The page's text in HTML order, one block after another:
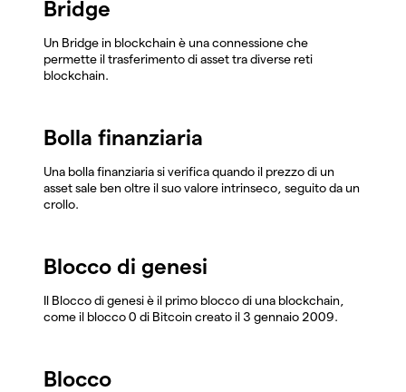
Bridge
Un Bridge in blockchain è una connessione che
permette il trasferimento di asset tra diverse reti
blockchain.
Bolla finanziaria
Una bolla finanziaria si verifica quando il prezzo di un
asset sale ben oltre il suo valore intrinseco, seguito da un
crollo.
Blocco di genesi
Il Blocco di genesi è il primo blocco di una blockchain,
come il blocco 0 di Bitcoin creato il 3 gennaio 2009.
Blocco